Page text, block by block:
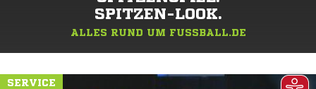
SPITZEN-LOOK.
ALLES RUND UM FUSSBALL.DE
SERVICE